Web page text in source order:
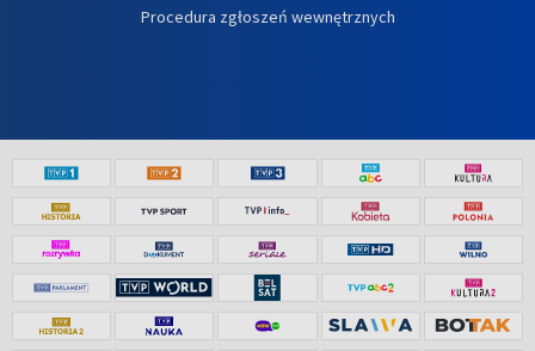
Procedura zgłoszeń wewnętrznych